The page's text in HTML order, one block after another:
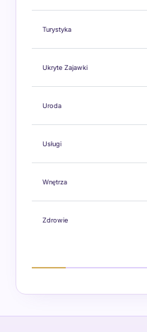
Turystyka
Ukryte Zajawki
Uroda
Usługi
Wnętrza
Zdrowie